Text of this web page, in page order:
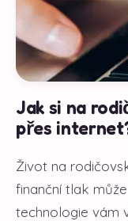
Jak si na
přes
Život na
finanční tlak
technologie vám